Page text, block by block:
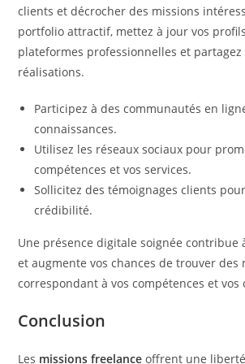
clients et décrocher des missions
portfolio attractif, mettez à jour vos
plateformes professionnelles et
réalisations.
Participez à des communautés en
connaissances.
Utilisez les réseaux sociaux pour
compétences et vos services.
Sollicitez des témoignages clients
crédibilité.
Une présence digitale soignée contribue
et augmente vos chances de trouver des
correspondant à vos compétences et vos
Conclusion
Les missions freelance offrent une